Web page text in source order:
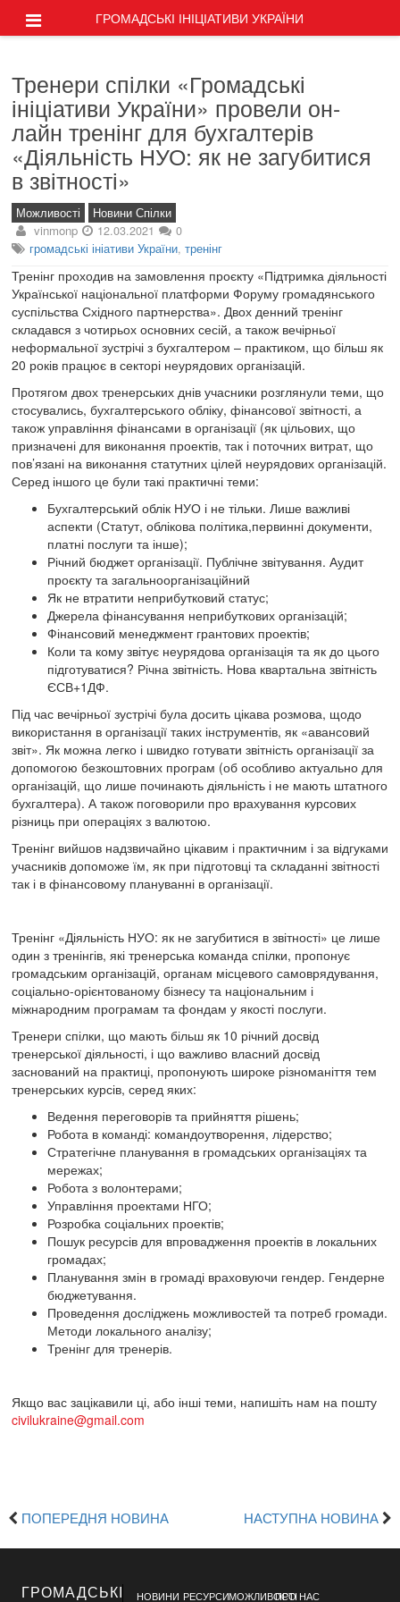
ГРОМАДСЬКІ ІНІЦІАТИВИ УКРАЇНИ
Тренери спілки «Громадські
ініціативи України» провели он-
лайн тренінг для бухгалтерів
«Діяльність НУО: як не загубитися
в звітності»
Можливості Новини Спілки
vinmonp 12.03.2021
0
громадські ініативи України, тренінг
Тренінг проходив на замовлення проєкту «Підтримка діяльності
Української національної платформи Форуму громадянського
суспільства Східного партнерства». Двох денний тренінг
складався з чотирьох основних сесій, а також вечірньої
неформальної зустрічі з бухгалтером – практиком, що більш як
20 років працює в секторі неурядових організацій.
Протягом двох тренерських днів учасники розглянули теми, що
стосувались, бухгалтерського обліку, фінансової звітності, а
також управління фінансами в організації (як цільових, що
призначені для виконання проектів, так і поточних витрат, що
пов’язані на виконання статутних цілей неурядових організацій.
Серед іншого це були такі практичні теми:
Бухгалтерський облік НУО і не тільки. Лише важливі
аспекти (Статут, облікова політика,первинні документи,
платні послуги та інше);
Річний бюджет організації. Публічне звітування. Аудит
проєкту та загальноорганізаційний
Як не втратити неприбутковий статус;
Джерела фінансування неприбуткових організацій;
Фінансовий менеджмент грантових проектів;
Коли та кому звітує неурядова організація та як до цього
підготуватися? Річна звітність. Нова квартальна звітність
ЄСВ+1ДФ.
Під час вечірньої зустрічі була досить цікава розмова, щодо
використання в організації таких інструментів, як «авансовий
звіт». Як можна легко і швидко готувати звітність організації за
допомогою безкоштовних програм (об особливо актуально для
організацій, що лише починають діяльність і не мають штатного
бухгалтера). А також поговорили про врахування курсових
різниць при операціях з валютою.
Тренінг вийшов надзвичайно цікавим і практичним і за відгуками
учасників допоможе їм, як при підготовці та складанні звітності
так і в фінансовому плануванні в організації.
Тренінг «Діяльність НУО: як не загубитися в звітності» це лише
один з тренінгів, які тренерська команда спілки, пропонує
громадським організацій, органам місцевого самоврядування,
соціально-орієнтованому бізнесу та національним і
міжнародним програмам та фондам у якості послуги.
Тренери спілки, що мають більш як 10 річний досвід
тренерської діяльності, і що важливо власний досвід
заснований на практиці, пропонують широке різноманіття тем
тренерських курсів, серед яких:
Ведення переговорів та прийняття рішень;
Робота в команді: командоутворення, лідерство;
Стратегічне планування в громадських організаціях та
мережах;
Робота з волонтерами;
Управління проектами НГО;
Розробка соціальних проектів;
Пошук ресурсів для впровадження проектів в локальних
громадах;
Планування змін в громаді враховуючи гендер. Гендерне
бюджетування.
Проведення досліджень можливостей та потреб громади.
Методи локального аналізу;
Тренінг для тренерів.
Якщо вас зацікавили ці, або інші теми, напишіть нам на пошту
civilukraine@gmail.com
ПОПЕРЕДНЯ НОВИНА НАСТУПНА НОВИНА
ГРОМАДСЬКІ НОВИНИ РЕСУРСИМОЖЛИВОСТІПРО НАС